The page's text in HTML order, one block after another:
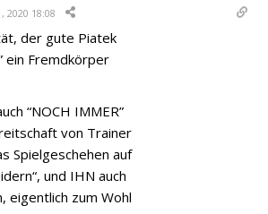
2020 18:08
der gute Piatek
ein Fremdkörper
“NOCH IMMER”
von Trainer
Spielgeschehen auf
und IHN auch
eigentlich zum Wohl